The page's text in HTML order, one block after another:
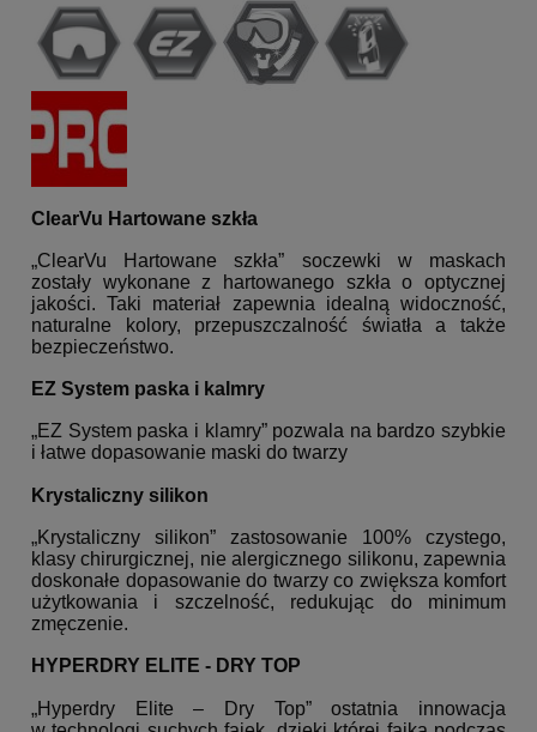
ClearVu Hartowane szkła
„ClearVu Hartowane szkła” soczewki w maskach
zostały wykonane z hartowanego szkła o optycznej
jakości. Taki materiał zapewnia idealną widoczność,
naturalne kolory, przepuszczalność światła a także
bezpieczeństwo.
EZ System paska i kalmry
„EZ System paska i klamry” pozwala na bardzo szybkie
i łatwe dopasowanie maski do twarzy
Krystaliczny silikon
„Krystaliczny silikon” zastosowanie 100% czystego,
klasy chirurgicznej, nie alergicznego silikonu, zapewnia
doskonałe dopasowanie do twarzy co zwiększa komfort
użytkowania i szczelność, redukując do minimum
zmęczenie.
HYPERDRY ELITE - DRY TOP
„Hyperdry Elite – Dry Top” ostatnia innowacja